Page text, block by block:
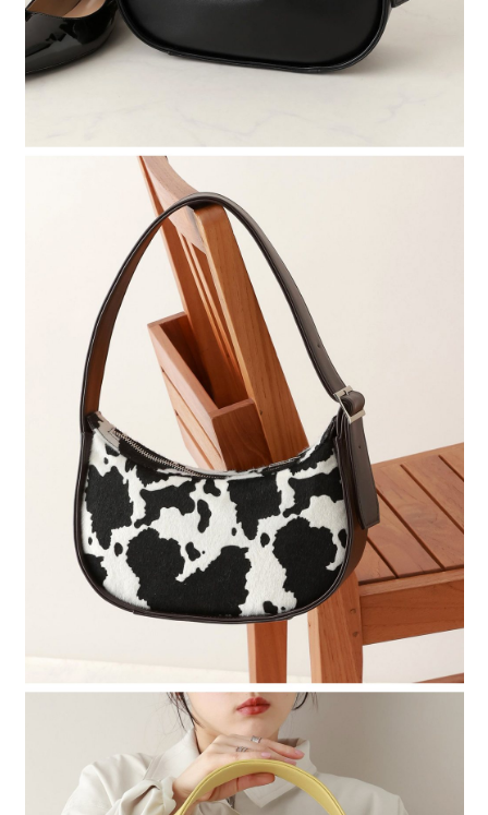
３．未成年的使用者請事先徵得法定代理人或監護人之同意方可使用
「AFTEE先享後付」，若未經同意申辦者引起之損失，本公司不負相關責
任。
４．使用「AFTEE先享後付」時，將依據個別帳號之用戶狀況，依本公司即
時審查核予不同之上限額度；若仍有額度不足之情形，本公司將視審查結果
恩沛科技股份有限公司將有權停止該用戶之使用額度並採取法律行動。